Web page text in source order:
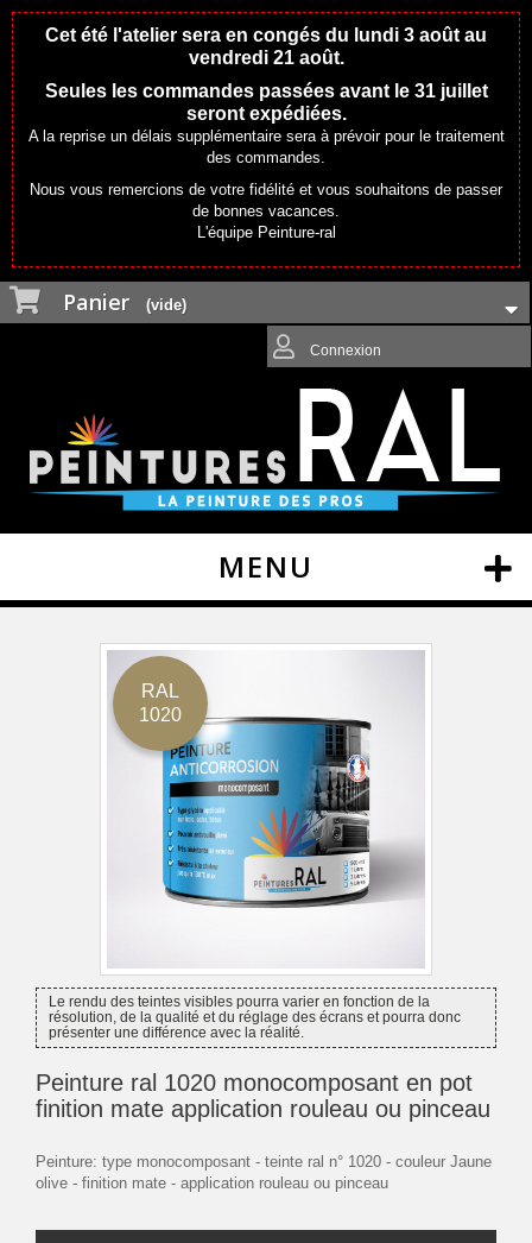
Cet été l'atelier sera en congés du lundi 3 août au
vendredi 21 août.
Seules les commandes passées avant le 31 juillet
seront expédiées.
A la reprise un délais supplémentaire sera à prévoir pour le traitement
des commandes.
Nous vous remercions de votre fidélité et vous souhaitons de passer
de bonnes vacances.
L'équipe Peinture-ral
Panier (vide)
Connexion
MENU
RAL
1020
Le rendu des teintes visibles pourra varier en fonction de la
résolution, de la qualité et du réglage des écrans et pourra donc
présenter une différence avec la réalité.
Peinture ral 1020 monocomposant en pot
finition mate application rouleau ou pinceau
Peinture: type monocomposant - teinte ral n° 1020 - couleur Jaune
olive - finition mate - application rouleau ou pinceau